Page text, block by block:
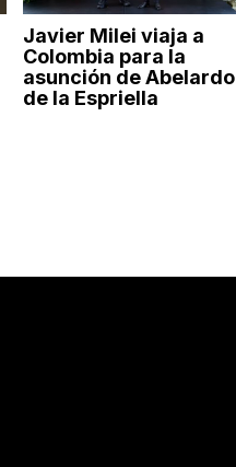
Javier Milei viaja a
Colombia para la
asunción de Abelardo
de la Espriella